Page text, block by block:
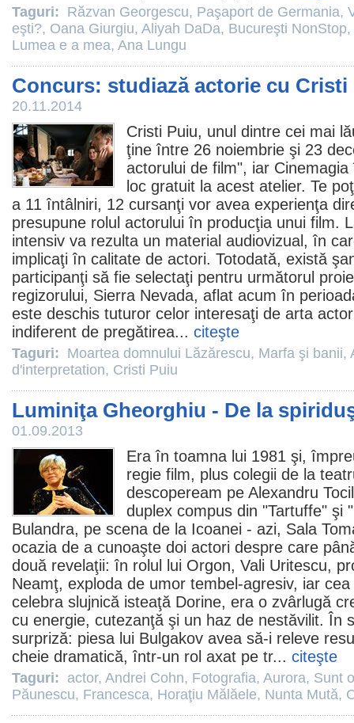
Taguri: Răzvan Georgescu, Paşaport de Germania,
eşti?, Oana Giurgiu, Aliyah DaDa, Bucureşti NonStop,
Lumea e a mea, Ana Lungu
Concurs: studiază actorie cu Cristi
20.11.2014
Cristi Puiu, unul dintre cei mai
ţine între 26 noiembrie şi 23
actorului de film", iar
loc gratuit la acest atelier. Te
a 11 întâlniri, 12 cursanţi vor avea experienţa
presupune rolul actorului în producţia unui film.
intensiv va rezulta un material audiovizual, în
implicaţi în calitate de actori. Totodată, există
participanţi să fie selectaţi pentru următorul
regizorului, Sierra Nevada, aflat acum în
este deschis tuturor celor interesaţi de arta
indiferent de pregătirea... citeşte
Taguri: Moartea domnului Lăzărescu, Marfa şi banii,
d'interpretation, Cristi Puiu
Luminiţa Gheorghiu - De la
01.09.2013
Era în toamna lui 1981 şi,
regie film, plus colegii de la
descopeream pe Alexandru
duplex compus din "Tartuffe" şi
Bulandra, pe scena de la Icoanei - azi, Sala
ocazia de a cunoaşte doi actori despre care
două revelaţii: în rolul lui Orgon, Vali Uritescu,
Neamţ, exploda de umor tembel-agresiv, iar
celebra slujnică isteaţă Dorine, era o zvârlugă
cu energie, cutezanţă şi un haz de nestăvilit. În
surpriză: piesa lui Bulgakov avea să-i releve
cheie dramatică, într-un rol axat pe tr... citeşte
Taguri: actor, Andrei Cohn, Fotografia, Aurora, Sunt
Păunescu, Francesca, Horaţiu Mălăele, Nunta Mută,